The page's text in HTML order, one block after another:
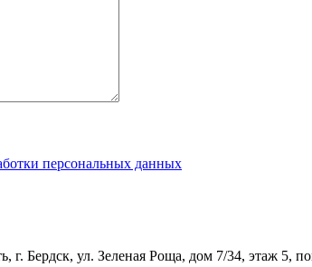
персональных данных
г. Бердск, ул. Зеленая Роща, дом 7/34, этаж 5,